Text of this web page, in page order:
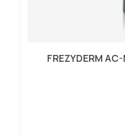
FREZYDERM